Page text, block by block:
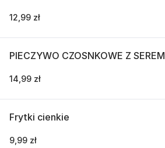
12,99 zł
PIECZYWO CZOSNKOWE Z SEREM
14,99 zł
Frytki cienkie
9,99 zł